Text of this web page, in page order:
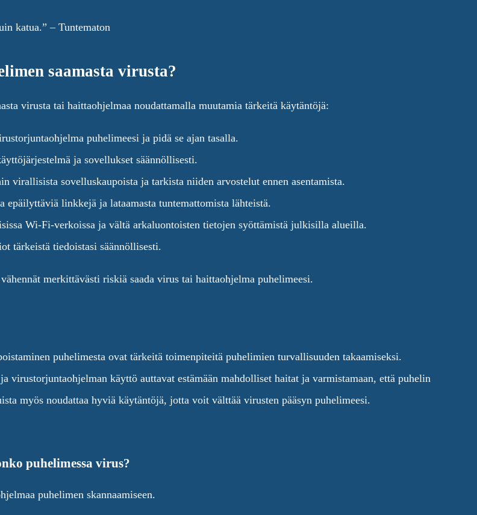
katua.” – Tuntematon
saamasta virusta?
virusta tai haittaohjelmaa noudattamalla muutamia tärkeitä käytäntöjä:
puhelimeesi ja pidä se ajan tasalla.
ja sovellukset säännöllisesti.
virallisista sovelluskaupoista ja tarkista niiden arvostelut ennen asentamista.
epäilyttäviä linkkejä ja lataamasta tuntemattomista lähteistä.
Wi-Fi-verkoissa ja vältä arkaluontoisten tietojen syöttämistä julkisilla alueilla.
tärkeistä tiedoistasi säännöllisesti.
merkittävästi riskiä saada virus tai haittaohjelma puhelimeesi.
puhelimesta ovat tärkeitä toimenpiteitä puhelimien turvallisuuden takaamiseksi.
virustorjuntaohjelman käyttö auttavat estämään mahdolliset haitat ja varmistamaan, että puhelin
myös noudattaa hyviä käytäntöjä, jotta voit välttää virusten pääsyn puhelimeesi.
puhelimessa virus?
puhelimen skannaamiseen.